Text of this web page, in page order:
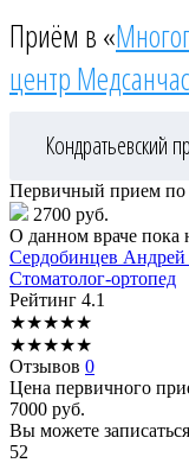
Приём в «
центр
Кондратьевский
Первичный прием по
2700 руб.
О данном враче пока
Сердобинцев Андрей
Стоматолог-ортопед
Рейтинг 4.1
★★★★★
★★★★★
Отзывов 0
Цена первичного
7000 руб.
Вы можете
52